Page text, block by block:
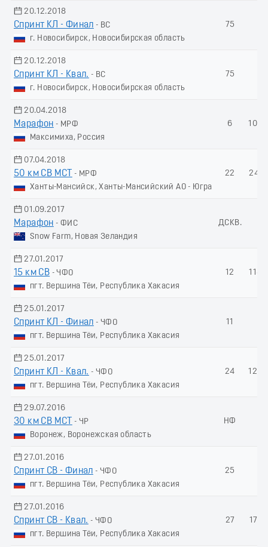
20.12.2018
Спринт КЛ - Финал - ВС
г. Новосибирск, Новосибирская область
75
20.12.2018
Спринт КЛ - Квал. - ВС
г. Новосибирск, Новосибирская область
75
20.04.2018
Марафон - МРФ
Максимиха, Россия
6
07.04.2018
50 км СВ МСТ
- МРФ
Ханты-Мансийск, Ханты-Мансийский АО - Югра
22
01.09.2017
Марафон - ФИС
Snow Farm, Новая Зеландия
ДСКВ.
27.01.2017
15 км СВ - ЧФО
пгт. Вершина Тёи, Республика Хакасия
12
25.01.2017
Спринт КЛ - Финал - ЧФО
пгт. Вершина Тёи, Республика Хакасия
11
25.01.2017
Спринт КЛ - Квал. - ЧФО
пгт. Вершина Тёи, Республика Хакасия
24
29.07.2016
30 км СВ МСТ
- ЧР
Воронеж, Воронежская область
НФ
27.01.2016
Спринт СВ - Финал - ЧФО
пгт. Вершина Тёи, Республика Хакасия
25
27.01.2016
Спринт СВ - Квал. - ЧФО
пгт. Вершина Тёи, Республика Хакасия
27